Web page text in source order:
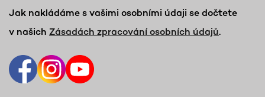
Jak nakládáme s vašimi osobními údaji se dočtete
v našich Zásadách zpracování osobních údajů.